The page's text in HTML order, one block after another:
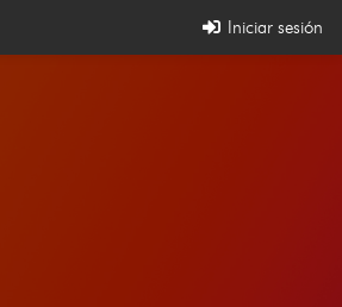
Iniciar sesión